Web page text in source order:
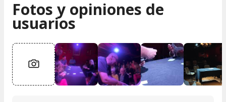
Fotos y opiniones de
usuarios